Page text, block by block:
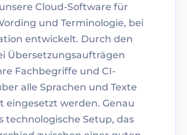
Cloud-Software für
und Terminologie, bei
entwickelt. Durch den
Übersetzungsaufträgen
Fachbegriffe und CI-
alle Sprachen und Texte
eingesetzt werden. Genau
technologische Setup, das